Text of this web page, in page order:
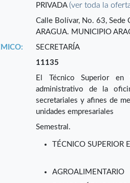
PRIVADA(ver toda la
Calle Bolívar, No. 63, Sede
ARAGUA. MUNICIPIO
SECRETARÍA
11135
El Técnico Superior en
administrativo de la
secretariales y afines de
unidades empresariales
Semestral.
TÉCNICO SUPERIOR
AGROALIMENTARIO